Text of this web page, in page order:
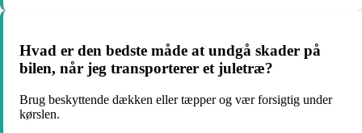
Hvad er den bedste måde at undgå skader på
bilen, når jeg transporterer et juletræ?
Brug beskyttende dækken eller tæpper og vær forsigtig under
kørslen.